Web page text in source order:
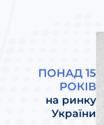
ПОНАД 15
РОКІВ
на ринку
України